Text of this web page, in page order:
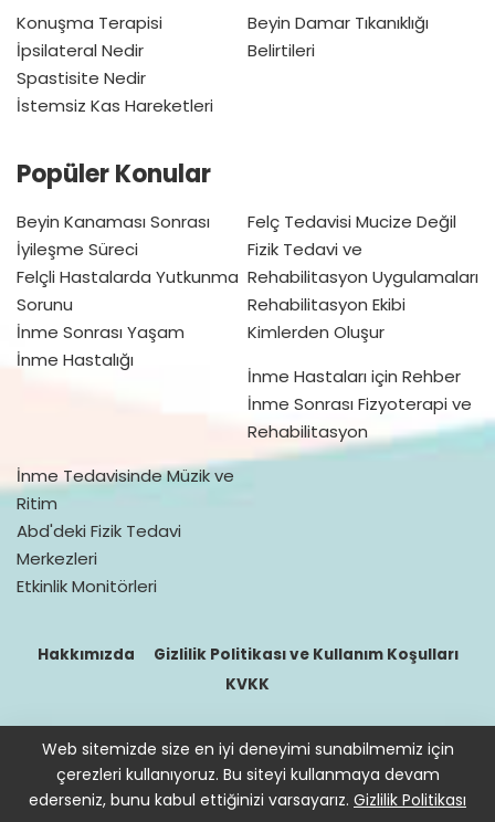
Konuşma Terapisi
İpsilateral Nedir
Spastisite Nedir
İstemsiz Kas Hareketleri
Beyin Damar Tıkanıklığı
Belirtileri
Popüler Konular
Beyin Kanaması Sonrası
İyileşme Süreci
Felçli Hastalarda Yutkunma
Sorunu
İnme Sonrası Yaşam
İnme Hastalığı
Felç Tedavisi Mucize Değil
Fizik Tedavi ve
Rehabilitasyon Uygulamaları
Rehabilitasyon Ekibi
Kimlerden Oluşur
İnme Hastaları için Rehber
İnme Sonrası Fizyoterapi ve
Rehabilitasyon
İnme Tedavisinde Müzik ve
Ritim
Abd'deki Fizik Tedavi
Merkezleri
Etkinlik Monitörleri
Hakkımızda
Gizlilik Politikası ve Kullanım Koşulları
KVKK
© 2016–2021 doktorfizik
Site içeriğinde bulunan bilgiler destek sağlamak içindir. Hekimin
hastasını tıbbi amaçla muayene etmesi, tanı ve teşhis koyması
Web sitemizde size en iyi deneyimi sunabilmemiz için
çerezleri kullanıyoruz. Bu siteyi kullanmaya devam
ederseniz, bunu kabul ettiğinizi varsayarız. Gizlilik Politikası